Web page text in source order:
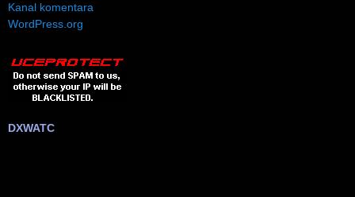
Kanal komentara
WordPress.org
DXWATC